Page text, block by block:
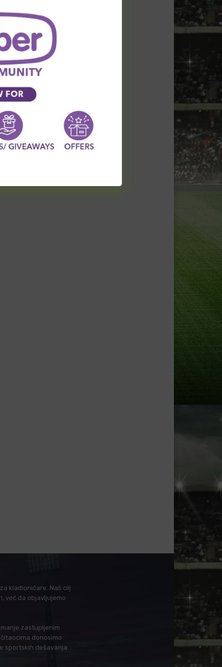
kladioničare. Naš cilj
već da objavljujemo
zastupljenim
donosimo
sportskih dešavanja.